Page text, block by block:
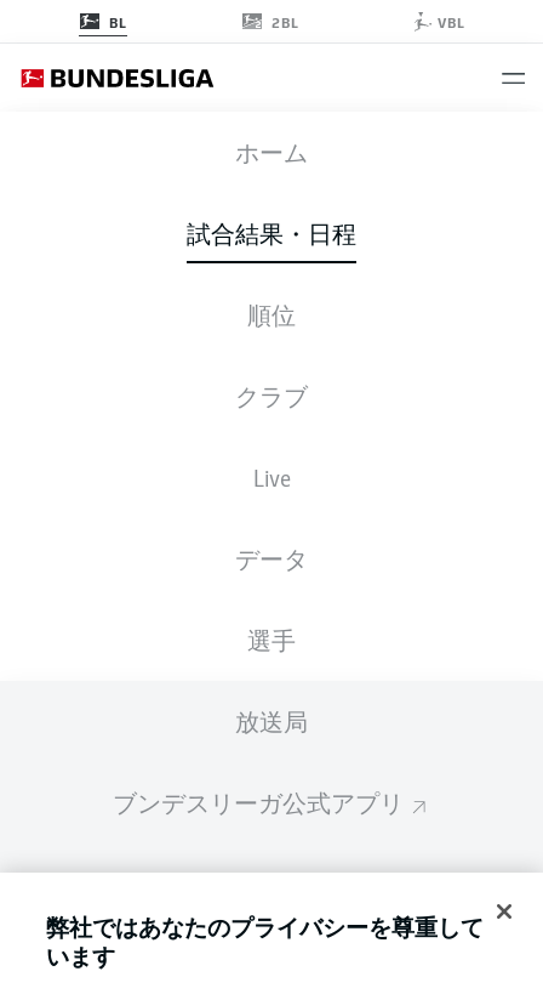
BL 2BL VBL
ホーム
試合結果・日程
順位
クラブ
Live
データ
選手
放送局
ブンデスリーガ公式アプリ
ファンタジー・マネジャー
FCU TSG
スターティングメンバー
スターティングメンバーは試合開始の 60分前
弊社ではあなたのプライバシーを尊重して
います